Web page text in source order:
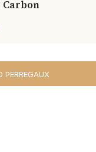
PERREGAUX